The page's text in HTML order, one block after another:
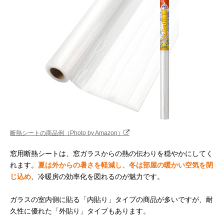
断熱シートの商品例（Photo by Amazon）
窓用断熱シートは、窓ガラスからの熱の伝わりを穏やかにしてく
れます。 夏は外からの暑さを軽減し、冬は部屋の暖かい空気を閉
じ込め 、冷暖房の効率化を図れるのが魅力です。
ガラスの室内側に貼る「内貼り」タイプの商品が多いですが、耐
久性に優れた「外貼り」タイプもあります。